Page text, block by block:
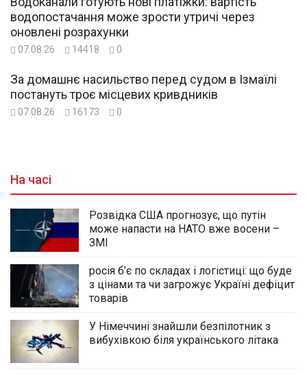
водопостачання може зрости утричі через
оновлені розрахунки
07.08.26 14418 0
За домашнє насильство перед судом в Ізмаїлі
постануть троє місцевих кривдників
07.08.26 16173 0
На часі
Розвідка США прогнозує, що путін
може напасти на НАТО вже восени –
ЗМІ
росія б’є по складах і логістиці: що буде
з цінами та чи загрожує Україні дефіцит
товарів
У Німеччині знайшли безпілотник з
вибухівкою біля українського літака